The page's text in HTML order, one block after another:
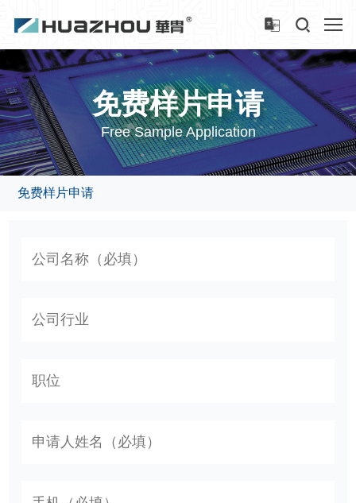
免费样片申请
Free Sample Application
免费样片申请